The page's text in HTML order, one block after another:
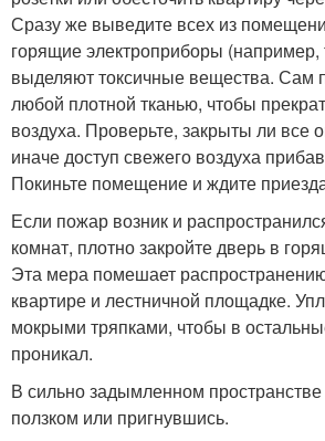
Сразу же выведите всех из
горящие электроприборы (например,
выделяют токсичные вещества. Сам
любой плотной тканью, чтобы
воздуха. Проверьте, закрыты ли все
иначе доступ свежего воздуха
Покиньте помещение и ждите
Если пожар возник и
комнат, плотно закройте дверь в
Эта мера помешает
квартире и лестничной площадке.
мокрыми тряпками, чтобы в
проникал.
В сильно задымленном пространстве
ползком или пригнувшись.